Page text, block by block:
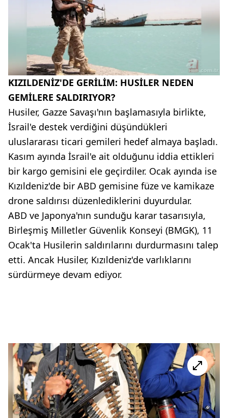
KIZILDENİZ'DE GERİLİM: HUSİLER NEDEN
GEMİLERE SALDIRIYOR?
Husiler, Gazze Savaşı'nın başlamasıyla birlikte,
İsrail'e destek verdiğini düşündükleri
uluslararası ticari gemileri hedef almaya başladı.
Kasım ayında İsrail'e ait olduğunu iddia ettikleri
bir kargo gemisini ele geçirdiler. Ocak ayında ise
Kızıldeniz'de bir ABD gemisine füze ve kamikaze
drone saldırısı düzenlediklerini duyurdular.
ABD ve Japonya'nın sunduğu karar tasarısıyla,
Birleşmiş Milletler Güvenlik Konseyi (BMGK), 11
Ocak'ta Husilerin saldırılarını durdurmasını talep
etti. Ancak Husiler, Kızıldeniz'de varlıklarını
sürdürmeye devam ediyor.